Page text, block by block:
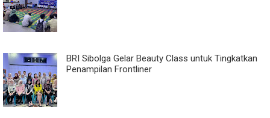
BRI Sibolga Gelar Beauty Class untuk Tingkatkan
Penampilan Frontliner